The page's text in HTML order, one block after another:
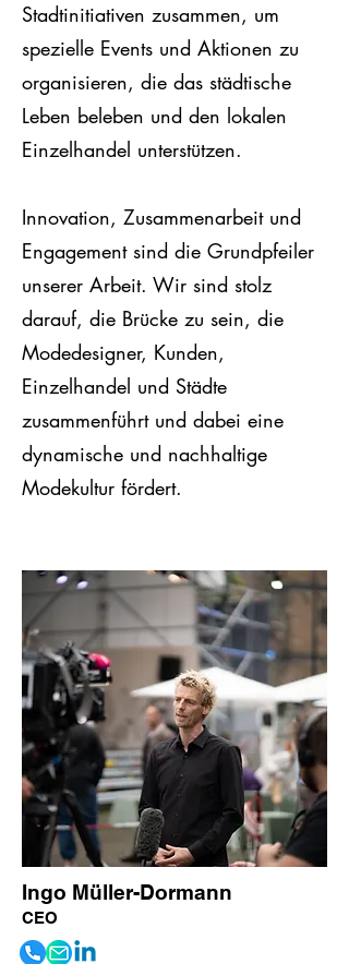
Stadtinitiativen zusammen, um
spezielle Events und Aktionen zu
organisieren, die das städtische
Leben beleben und den lokalen
Einzelhandel unterstützen.
Innovation, Zusammenarbeit und
Engagement sind die Grundpfeiler
unserer Arbeit. Wir sind stolz
darauf, die Brücke zu sein, die
Modedesigner, Kunden,
Einzelhandel und Städte
zusammenführt und dabei eine
dynamische und nachhaltige
Modekultur fördert.
Ingo Müller-Dormann
CEO